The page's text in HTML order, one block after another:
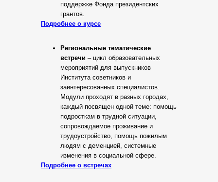
поддержке Фонда президентских
грантов.
Подробнее о курсе
Региональные тематические
встречи – цикл образовательных
мероприятий для выпускников
Института советников и
заинтересованных специалистов.
Модули проходят в разных городах,
каждый посвящен одной теме: помощь
подросткам в трудной ситуации,
сопровождаемое проживание и
трудоустройство, помощь пожилым
людям с деменцией, системные
изменения в социальной сфере.
Подробнее о встречах